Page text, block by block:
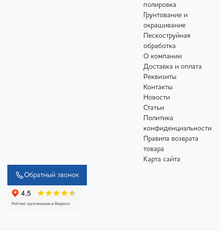
полировка
Грунтование и
окрашивание
Пескоструйная
обработка
О компании
Доставка и оплата
Реквизиты
Контакты
Новости
Статьи
Политика
конфиденциальности
Правила возврата
товара
Карта сайта
Обратный звонок